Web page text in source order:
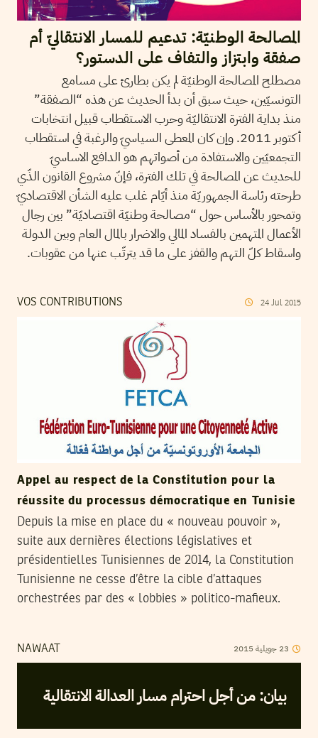
المصالحة الوطنيّة: تدعيم للمسار الانتقاليّ أم
صفقة وابتزاز والتفاف على الدستور؟
مصطلح المصالحة الوطنيّة لم يكن بطارئ على مسامع
التونسيّين، حيث سبق أن بدأ الحديث عن هذه “الصفقة”
منذ بداية الفترة الانتقاليّة وحرب الاستقطاب قبيل انتخابات
أكتوبر 2011. وإن كان المعطى السياسيّ والرغبة في استقطاب
التجمعيّين والاستفادة من أصواتهم هو الدافع الاساسيّ
للحديث عن المصالحة في تلك الفترة، فإنّ مشروع القانون الذّي
طرحته رئاسة الجمهوريّة منذ أيّام غلب عليه الشأن الاقتصاديّ
وتمحور بالأساس حول “مصالحة وطنيّة اقتصاديّة” بين رجال
الأعمال المتهمين بالفساد المالي والاضرار بالمال العام وبين الدولة
واسقاط كلّ التهم والقفز على ما قد يترتّب عنها من عقوبات.
VOS CONTRIBUTIONS 24 Jul 2015
Appel au respect de la Constitution pour la
réussite du processus démocratique en Tunisie
Depuis la mise en place du « nouveau pouvoir »,
suite aux dernières élections législatives et
présidentielles Tunisiennes de 2014, la Constitution
Tunisienne ne cesse d’être la cible d’attaques
orchestrées par des « lobbies » politico-mafieux.
NAWAAT 23 جويلية 2015
بيان: من أجل احترام مسار العدالة الانتقالية